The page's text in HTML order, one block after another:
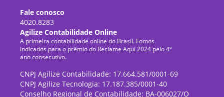
Fale conosco
4020.8283
Agilize Contabilidade Online
A primeira contabilidade online do Brasil. Fomos
indicados para o prêmio do Reclame Aqui 2024 pelo 4º
ano consecutivo.
CNPJ Agilize Contabilidade: 17.664.581/0001-69
CNPJ Agilize Tecnologia: 17.187.385/0001-40
Conselho Regional de Contabilidade: BA-006027/O